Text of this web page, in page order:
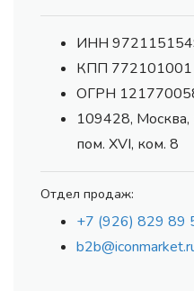
ИНН
КПП 772101001
ОГРН
109428, Москва,
пом. XVI, ком. 8
Отдел продаж:
+7 (926) 829 89